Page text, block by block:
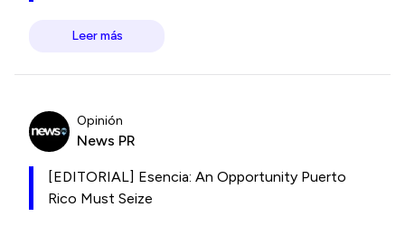
Leer más
Opinión
News PR
[EDITORIAL] Esencia: An Opportunity Puerto
Rico Must Seize